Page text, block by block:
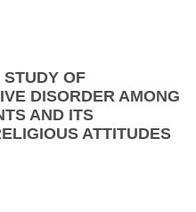
OF
DISORDER AMONG
AND ITS
ATTITUDES